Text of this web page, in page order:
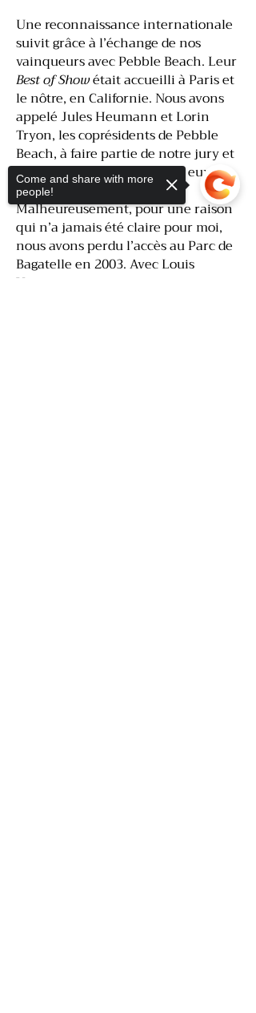
Une reconnaissance internationale
suivit grâce à l’échange de nos
vainqueurs avec Pebble Beach. Leur
Best of Showétait accueilli à Paris et
le nôtre, en Californie. Nous avons
appelé Jules Heumann et Lorin
Tryon, les coprésidents de Pebble
Beach, à faire partie de notre jury et
ils m’ont invité à juger chez eux.
Malheureusement, pour une raison
qui n’a jamais été claire pour moi,
nous avons perdu l’accès au Parc de
Bagatelle en 2003. Avec Louis
Vuitton, qui avait entre-temps repris
Come and share with more
people!